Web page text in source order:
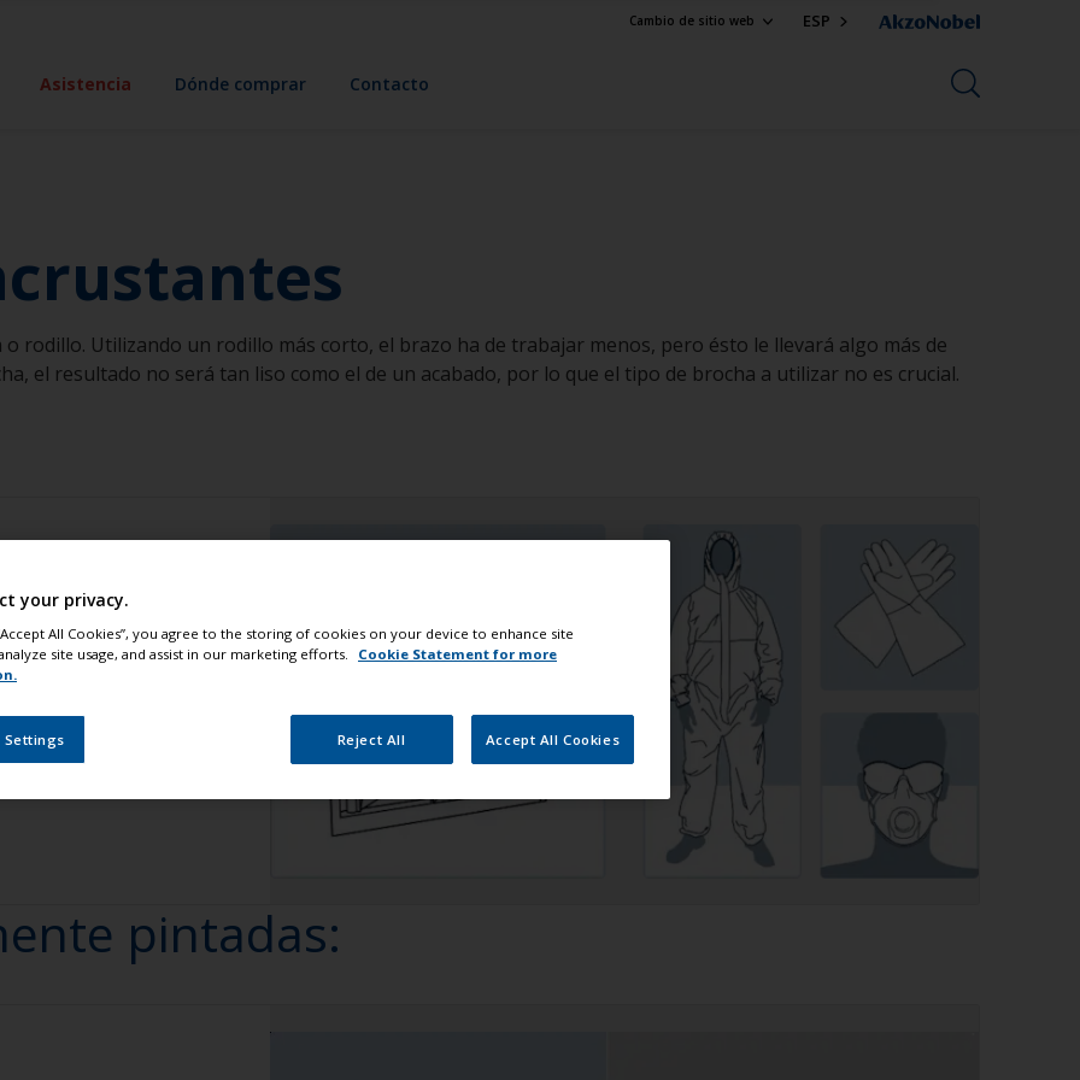
Cambio de sitio web ESP
Asistencia Dónde comprar Contacto
rodillo. Utilizando un rodillo más corto, el brazo ha de trabajar menos, pero ésto le llevará algo más de
el resultado no será tan liso como el de un acabado, por lo que el tipo de brocha a utilizar no es crucial.
que la zona está
de protección
de seguridad,
que cubra todo el
pintadas:
your privacy.
All Cookies”, you agree to the storing of cookies on your device to enhance site
site usage, and assist in our marketing efforts.
Cookie Statement for more
Settings Reject All Accept All Cookies